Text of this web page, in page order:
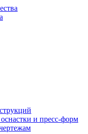
и пресс-форм